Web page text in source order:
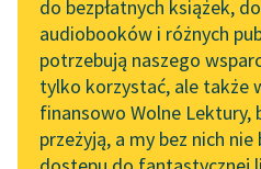
Byliśmy częścią AI Impact
Lab
Zapraszamy na spotkanie
online z tłumaczkami
do bezpłatnych książek,
audiobooków i różnych
potrzebują naszego
tylko korzystać, ale także
finansowo Wolne Lektury,
przeżyją, a my bez nich